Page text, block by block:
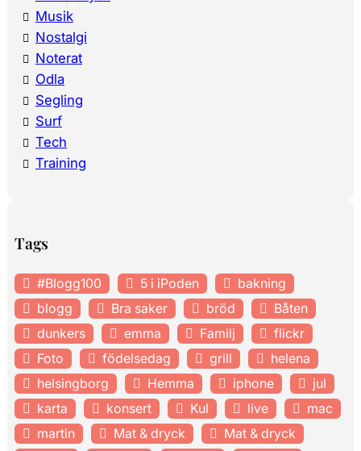
Musik
Nostalgi
Noterat
Odla
Segling
Surf
Tech
Training
Tags
#Blogg100 5 i iPoden
bakning
blogg
Bra saker bröd
Båten
dunkers
emma Familj
flickr
Foto
födelsedag grill
helena
helsingborg
Hemma iphone
jul
karta
konsert Kul live
mac
martin
Mat & dryck
Mat & dryck